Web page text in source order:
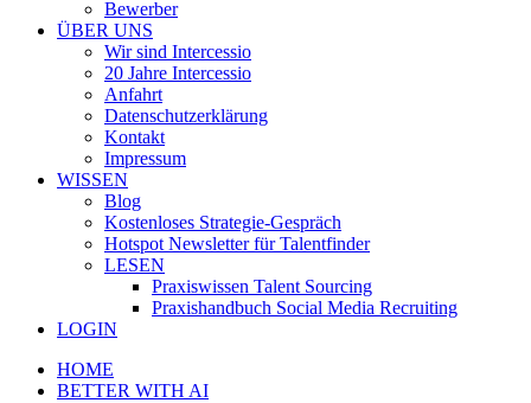
Bewerber
ÜBER UNS
Wir sind Intercessio
20 Jahre Intercessio
Anfahrt
Datenschutzerklärung
Kontakt
Impressum
WISSEN
Blog
Kostenloses Strategie-Gespräch
Hotspot Newsletter für Talentfinder
LESEN
Praxiswissen Talent Sourcing
Praxishandbuch Social Media Recruiting
LOGIN
HOME
BETTER WITH AI